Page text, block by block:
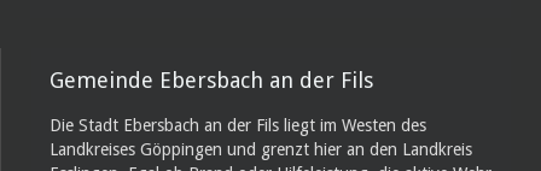
Gemeinde Ebersbach an der Fils
Die Stadt Ebersbach an der Fils liegt im Westen des
Landkreises Göppingen und grenzt hier an den Landkreis